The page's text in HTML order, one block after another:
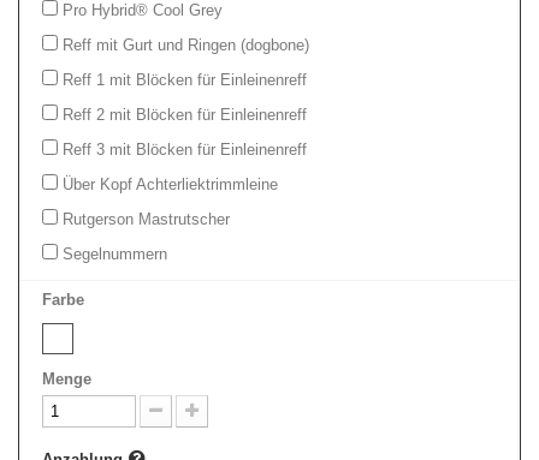
Pro Hybrid® Cool Grey
Reff mit Gurt und Ringen (dogbone)
Reff 1 mit Blöcken für Einleinenreff
Reff 2 mit Blöcken für Einleinenreff
Reff 3 mit Blöcken für Einleinenreff
Über Kopf Achterliektrimmleine
Rutgerson Mastrutscher
Segelnummern
Farbe
Menge